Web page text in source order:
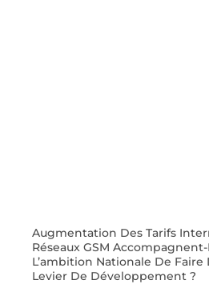
Augmentation Des Tarifs
Réseaux GSM
L’ambition Nationale De
Levier De Développement ?